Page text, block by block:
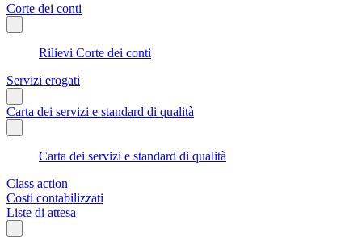
Corte dei conti
Rilievi Corte dei conti
Servizi erogati
Carta dei servizi e standard di qualità
Carta dei servizi e standard di qualità
Class action
Costi contabilizzati
Liste di attesa